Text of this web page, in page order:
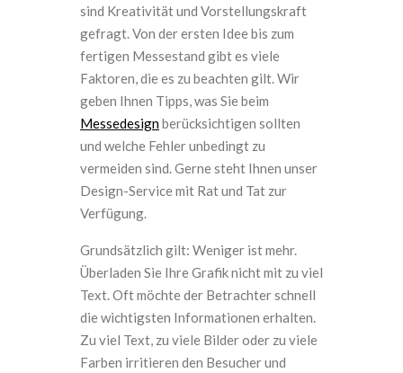
sind Kreativität und Vorstellungskraft
gefragt. Von der ersten Idee bis zum
fertigen Messestand gibt es viele
Faktoren, die es zu beachten gilt. Wir
geben Ihnen Tipps, was Sie beim
Messedesignberücksichtigen sollten
und welche Fehler unbedingt zu
vermeiden sind. Gerne steht Ihnen unser
Design-Service mit Rat und Tat zur
Verfügung.
Grundsätzlich gilt: Weniger ist mehr.
Überladen Sie Ihre Grafik nicht mit zu viel
Text. Oft möchte der Betrachter schnell
die wichtigsten Informationen erhalten.
Zu viel Text, zu viele Bilder oder zu viele
Farben irritieren den Besucher und